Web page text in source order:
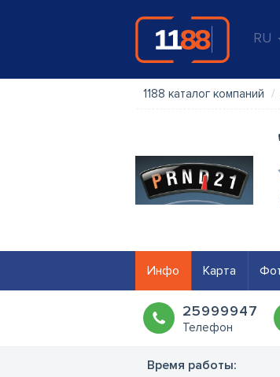
RU
1188 каталог компаний
Инфо Карта
25999947
Телефон
Время работы: